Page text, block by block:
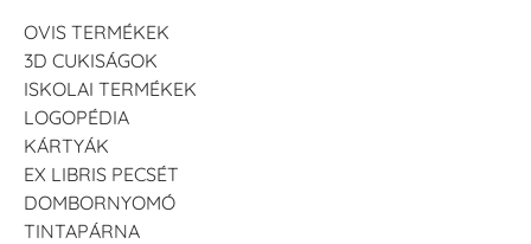
OVIS TERMÉKEK
3D CUKISÁGOK
ISKOLAI TERMÉKEK
LOGOPÉDIA
KÁRTYÁK
EX LIBRIS PECSÉT
DOMBORNYOMÓ
TINTAPÁRNA